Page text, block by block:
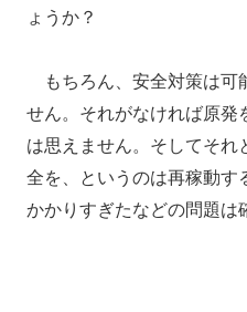
ょうか？
もちろん、安全対策は可
せん。それがなければ原発
は思えません。そしてそれ
全を、というのは再稼動す
かかりすぎたなどの問題は